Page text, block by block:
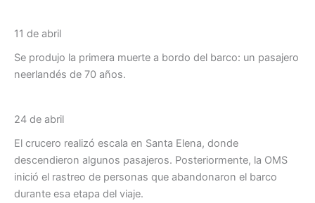
11 de abril
Se produjo la primera muerte a bordo del barco: un pasajero
neerlandés de 70 años.
24 de abril
El crucero realizó escala en Santa Elena, donde
descendieron algunos pasajeros. Posteriormente, la OMS
inició el rastreo de personas que abandonaron el barco
durante esa etapa del viaje.